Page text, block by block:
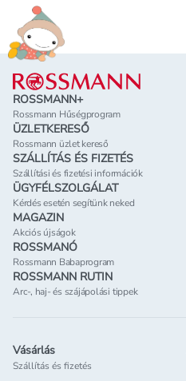
Lábléc
ROSSMANN+
Rossmann Hűségprogram
ÜZLETKERESŐ
Rossmann üzlet kereső
SZÁLLÍTÁS ÉS FIZETÉS
Szállítási és fizetési információk
ÜGYFÉLSZOLGÁLAT
Kérdés esetén segítünk neked
MAGAZIN
Akciós újságok
ROSSMANÓ
Rossmann Babaprogram
ROSSMANN RUTIN
Arc-, haj- és szájápolási tippek
Vásárlás
Szállítás és fizetés